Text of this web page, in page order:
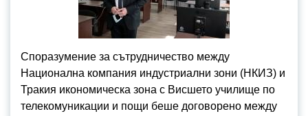
Споразумение за сътрудничество между
Национална компания индустриални зони (НКИЗ) и
Тракия икономическа зона с Висшето училище по
телекомуникации и пощи беше договорено между